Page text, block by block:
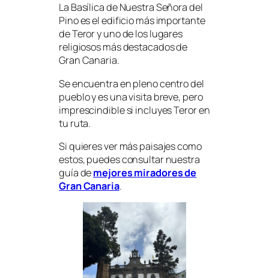
La Basílica de Nuestra Señora del
Pino es el edificio más importante
de Teror y uno de los lugares
religiosos más destacados de
Gran Canaria.
Se encuentra en pleno centro del
pueblo y es una visita breve, pero
imprescindible si incluyes Teror en
tu ruta.
Si quieres ver más paisajes como
estos, puedes consultar nuestra
guía demejores miradores de
Gran Canaria.